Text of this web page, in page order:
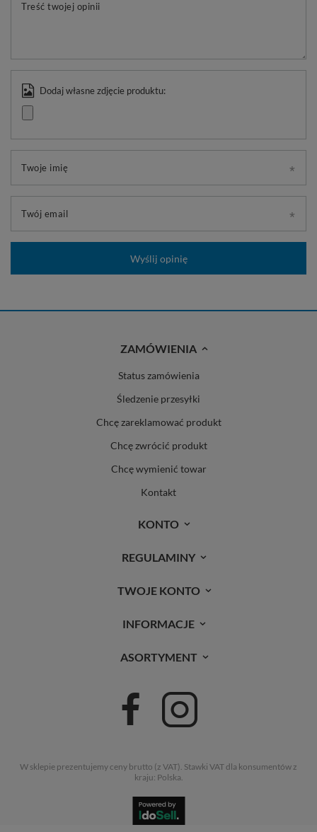
Treść twojej opinii
Dodaj własne zdjęcie produktu:
Twoje imię
Twój email
Wyślij opinię
ZAMÓWIENIA
Status zamówienia
Śledzenie przesyłki
Chcę zareklamować produkt
Chcę zwrócić produkt
Chcę wymienić towar
Kontakt
KONTO
REGULAMINY
TWOJE KONTO
INFORMACJE
ASORTYMENT
W sklepie prezentujemy ceny brutto (z VAT). Stawki VAT dla konsumentów z
kraju: Polska.